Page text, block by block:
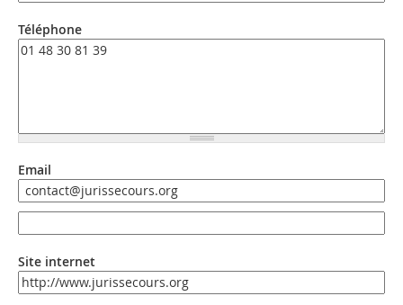
Téléphone
Email
Email
Site internet
URL